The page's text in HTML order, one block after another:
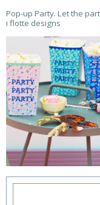
Pop-up Party. Let the
i flotte designs